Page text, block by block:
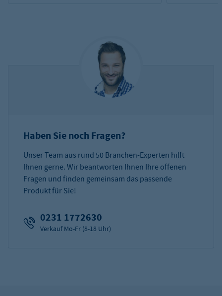
Haben Sie noch Fragen?
Unser Team aus rund 50 Branchen-Experten hilft
Ihnen gerne. Wir beantworten Ihnen Ihre offenen
Fragen und finden gemeinsam das passende
Produkt für Sie!
0231 1772630
Verkauf Mo-Fr (8-18 Uhr)